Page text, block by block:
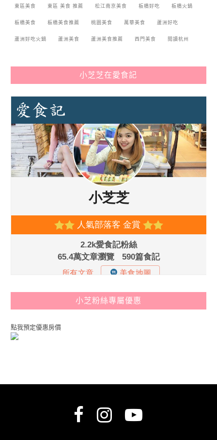
東區美食 東區 美食 推薦 松江南京美食 板橋好吃 板橋火鍋
板橋美食 板橋美食推薦 桃園美食 萬華美食 蘆洲好吃
蘆洲好吃火鍋 蘆洲美食 蘆洲美食推薦 西門美食 閱讀杭州
小芝芝在愛食記
小芝粉絲專屬優惠
點我預定優惠房價